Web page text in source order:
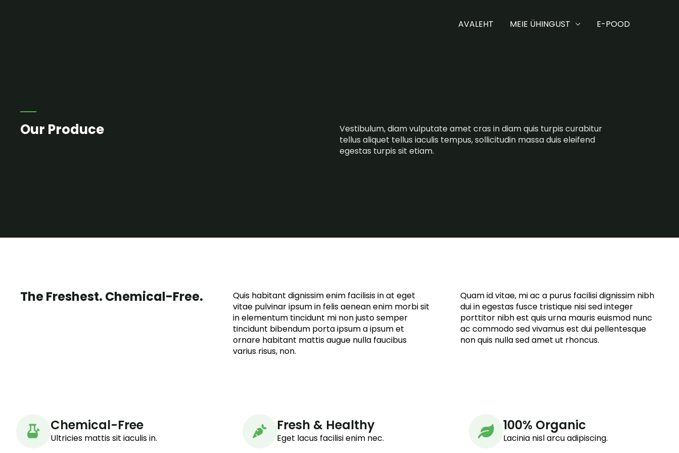
AVALEHT MEIE ÜHINGUST E-POOD
Our Produce
Vestibulum, diam vulputate amet cras in diam quis turpis curabitur
tellus aliquet tellus iaculis tempus, sollicitudin massa duis eleifend
egestas turpis sit etiam.
The Freshest. Chemical-Free.
Quis habitant dignissim enim facilisis in at eget
vitae pulvinar ipsum in felis aenean enim morbi sit
in elementum tincidunt mi non justo semper
tincidunt bibendum porta ipsum a ipsum et
ornare habitant mattis augue nulla faucibus
varius risus, non.
Quam id vitae, mi ac a purus facilisi dignissim nibh
dui in egestas fusce tristique nisi sed integer
porttitor nibh est quis urna mauris euismod nunc
ac commodo sed vivamus est dui pellentesque
non quis nulla sed amet ut rhoncus.
Chemical-Free
Ultricies mattis sit iaculis in.
Fresh & Healthy
Eget lacus facilisi enim nec.
100% Organic
Lacinia nisl arcu adipiscing.